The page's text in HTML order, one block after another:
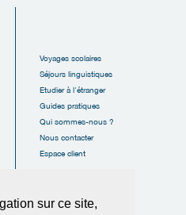
sur ce site,
Voyages scolaires
Séjours linguistiques
Etudier à l'étranger
Guides pratiques
Qui sommes-nous ?
Nous contacter
Espace client